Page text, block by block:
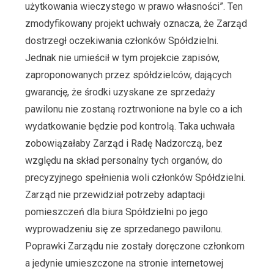
użytkowania wieczystego w prawo własności”. Ten
zmodyfikowany projekt uchwały oznacza, że Zarząd
dostrzegł oczekiwania członków Spółdzielni.
Jednak nie umieścił w tym projekcie zapisów,
zaproponowanych przez spółdzielców, dających
gwarancję, że środki uzyskane ze sprzedaży
pawilonu nie zostaną roztrwonione na byle co a ich
wydatkowanie będzie pod kontrolą. Taka uchwała
zobowiązałaby Zarząd i Radę Nadzorczą, bez
względu na skład personalny tych organów, do
precyzyjnego spełnienia woli członków Spółdzielni.
Zarząd nie przewidział potrzeby adaptacji
pomieszczeń dla biura Spółdzielni po jego
wyprowadzeniu się ze sprzedanego pawilonu.
Poprawki Zarządu nie zostały doręczone członkom
a jedynie umieszczone na stronie internetowej